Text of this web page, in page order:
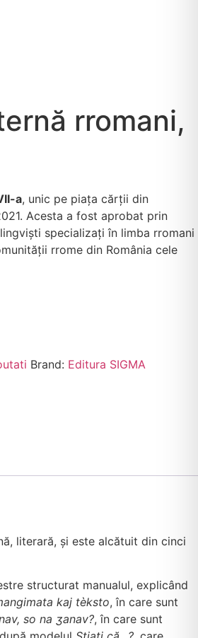
rromani,
a, unic pe piața cărții din
Acesta a fost aprobat prin
specializați în limba rromani
rrome din România cele
Brand: Editura SIGMA
literară, și este alcătuit din cinci
structurat manualul, explicând
kaj tèksto, în care sunt
so na ʒanav?, în care sunt